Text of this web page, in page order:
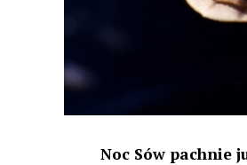
Noc Sów pachnie